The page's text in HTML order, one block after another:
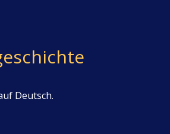
Deutsch.